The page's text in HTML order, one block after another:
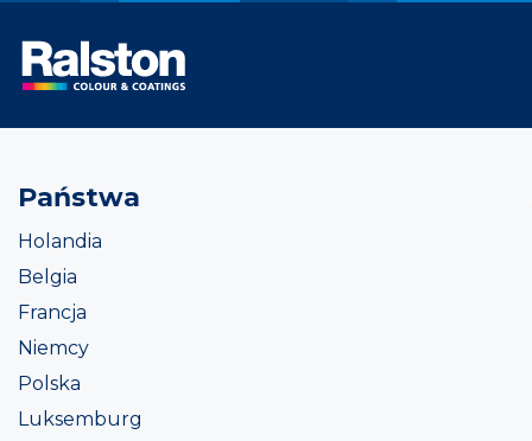
Państwa
Holandia
Belgia
Francja
Niemcy
Polska
Luksemburg